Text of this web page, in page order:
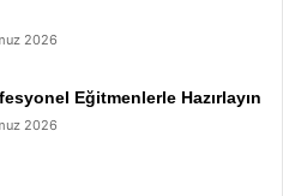
2026
Eğitmenlerle Hazırlayın
2026